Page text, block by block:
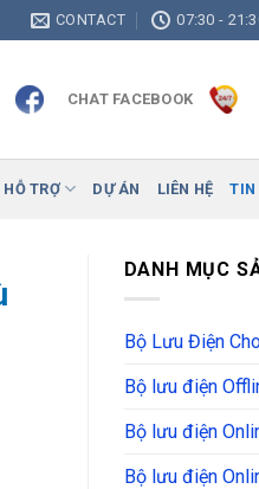
CONTACT 07:30 -
CHAT FACEBOOK
TRỢ DỰ ÁN LIÊN HỆ TIN
DANH MỤC
Bộ Lưu Điện
Bộ lưu điện
Bộ lưu điện
Bộ lưu điện